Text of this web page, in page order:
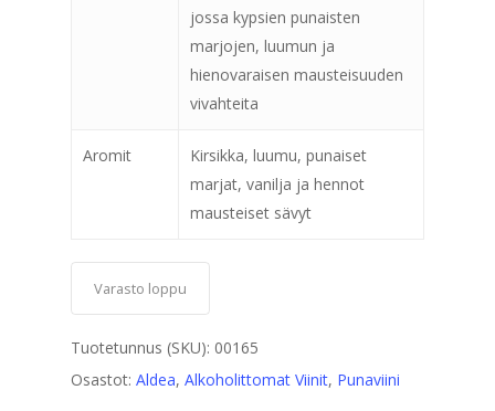
jossa kypsien punaisten
marjojen, luumun ja
hienovaraisen mausteisuuden
vivahteita
Aromit
Kirsikka, luumu, punaiset
marjat, vanilja ja hennot
mausteiset sävyt
Varasto loppu
Tuotetunnus (SKU): 00165
Osastot: Aldea, Alkoholittomat Viinit, Punaviini